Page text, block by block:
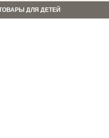
ДЛЯ ДЕТЕЙ